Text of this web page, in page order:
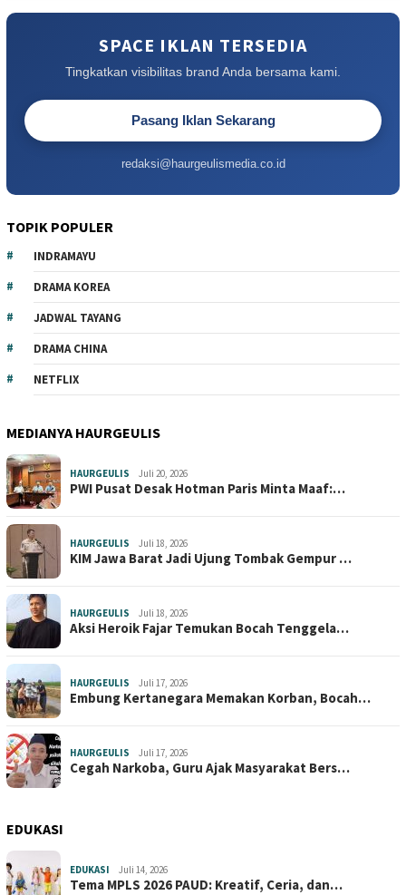
SPACE IKLAN TERSEDIA
Tingkatkan visibilitas brand Anda bersama kami.
Pasang Iklan Sekarang
redaksi@haurgeulismedia.co.id
TOPIK POPULER
INDRAMAYU
DRAMA KOREA
JADWAL TAYANG
DRAMA CHINA
NETFLIX
MEDIANYA HAURGEULIS
HAURGEULIS Juli 20, 2026
PWI Pusat Desak Hotman Paris Minta Maaf:…
HAURGEULIS Juli 18, 2026
KIM Jawa Barat Jadi Ujung Tombak Gempur …
HAURGEULIS Juli 18, 2026
Aksi Heroik Fajar Temukan Bocah Tenggela…
HAURGEULIS Juli 17, 2026
Embung Kertanegara Memakan Korban, Bocah…
HAURGEULIS Juli 17, 2026
Cegah Narkoba, Guru Ajak Masyarakat Bers…
EDUKASI
EDUKASI Juli 14, 2026
Tema MPLS 2026 PAUD: Kreatif, Ceria, dan…